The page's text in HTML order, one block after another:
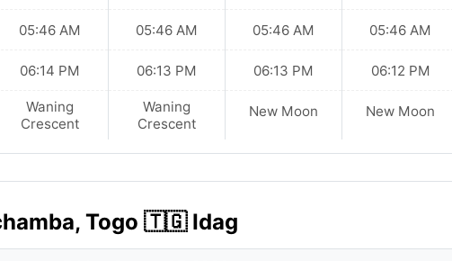
05:46 AM
06:14 PM
Waning
Crescent
05:46 AM
06:13 PM
Waning
Crescent
05:46 AM
06:13 PM
New Moon
05:46 AM
06:12 PM
New Moon
Togo 🇹🇬 Idag